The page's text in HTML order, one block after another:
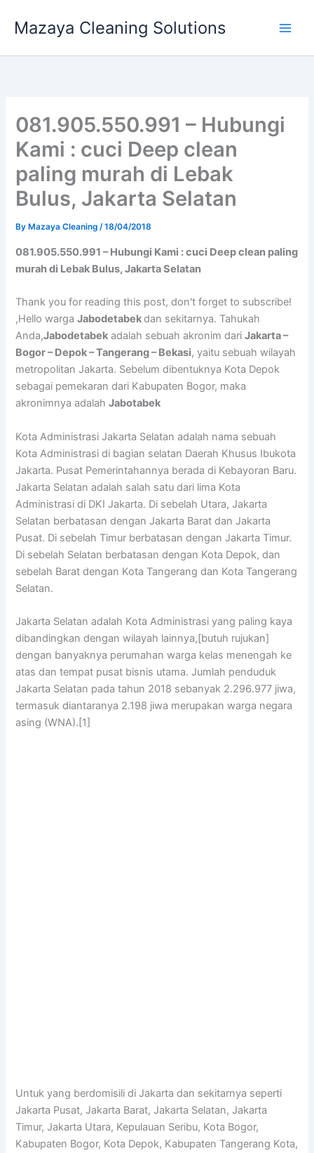
Mazaya Cleaning Solutions
081.905.550.991 – Hubungi
Kami : cuci Deep clean
paling murah di Lebak
Bulus, Jakarta Selatan
By Mazaya Cleaning/18/04/2018
081.905.550.991 – Hubungi Kami : cuci Deep clean paling
murah di Lebak Bulus, Jakarta Selatan
Thank you for reading this post, don't forget to subscribe!
,Hello wargaJabodetabekdan sekitarnya. Tahukah
Anda,Jabodetabek adalah sebuah akronim dariJakarta –
Bogor – Depok – Tangerang – Bekasi, yaitu sebuah wilayah
metropolitan Jakarta. Sebelum dibentuknya Kota Depok
sebagai pemekaran dari Kabupaten Bogor, maka
akronimnya adalahJabotabek
Kota Administrasi Jakarta Selatan adalah nama sebuah
Kota Administrasi di bagian selatan Daerah Khusus Ibukota
Jakarta. Pusat Pemerintahannya berada di Kebayoran Baru.
Jakarta Selatan adalah salah satu dari lima Kota
Administrasi di DKI Jakarta. Di sebelah Utara, Jakarta
Selatan berbatasan dengan Jakarta Barat dan Jakarta
Pusat. Di sebelah Timur berbatasan dengan Jakarta Timur.
Di sebelah Selatan berbatasan dengan Kota Depok, dan
sebelah Barat dengan Kota Tangerang dan Kota Tangerang
Selatan.
Jakarta Selatan adalah Kota Administrasi yang paling kaya
dibandingkan dengan wilayah lainnya,[butuh rujukan]
dengan banyaknya perumahan warga kelas menengah ke
atas dan tempat pusat bisnis utama. Jumlah penduduk
Jakarta Selatan pada tahun 2018 sebanyak 2.296.977 jiwa,
termasuk diantaranya 2.198 jiwa merupakan warga negara
asing (WNA).[1]
Untuk yang berdomisili di Jakarta dan sekitarnya seperti
Jakarta Pusat, Jakarta Barat, Jakarta Selatan, Jakarta
Timur, Jakarta Utara, Kepulauan Seribu, Kota Bogor,
Kabupaten Bogor, Kota Depok, Kabupaten Tangerang Kota,